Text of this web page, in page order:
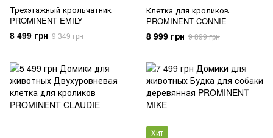
Трехэтажный крольчатник
PROMINENT EMILY
8 499 грн 9 349 грн
Клетка для кроликов
PROMINENT CONNIE
8 999 грн 9 899 грн
Хит